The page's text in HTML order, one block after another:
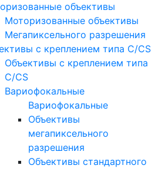
объективы
Моторизованные объективы
Мегапиксельного разрешения
с креплением типа C/CS
Объективы с креплением типа
C/CS
Вариофокальные
Вариофокальные
Объективы
мегапиксельного
разрешения
Объективы стандартного